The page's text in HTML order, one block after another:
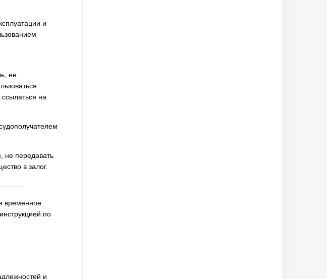
и
не
на
не передавать
в залог.
временное
по
и